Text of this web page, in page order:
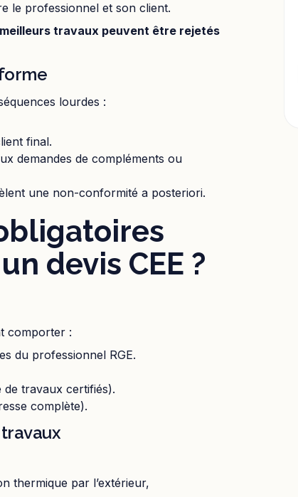
le professionnel et son client.
travaux peuvent être rejetés
lourdes :
final.
demandes de compléments ou
une non-conformité a posteriori.
devis CEE ?
comporter :
du professionnel RGE.
de travaux certifiés).
complète).
thermique par l’extérieur,